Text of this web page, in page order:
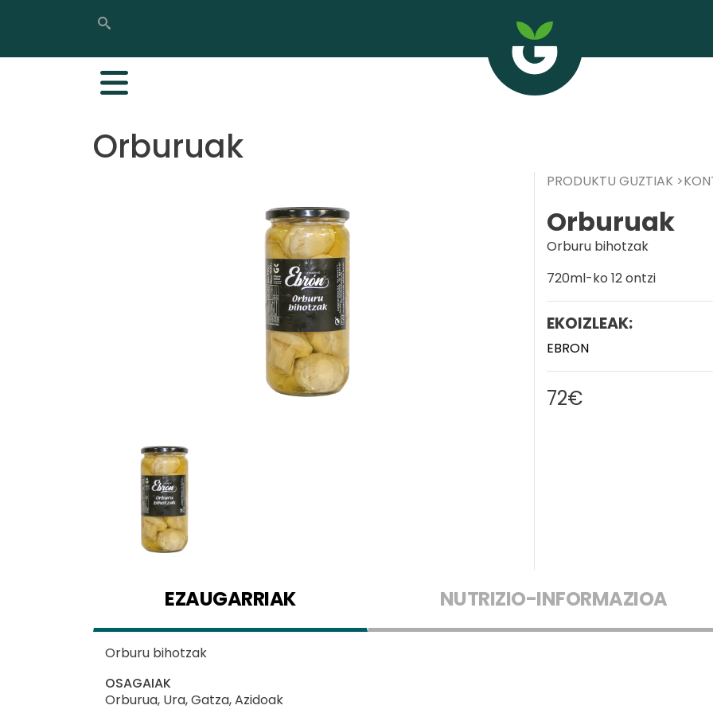
Bilatu
Bilatu
Orburuak
PRODUKTU GUZTIAK
Orburuak
Orburu bihotzak
720ml-ko 12 ontzi
EKOIZLEAK:
EBRON
72€
EZAUGARRIAK NUTRIZIO-INFORMAZIOA
Orburu bihotzak
OSAGAIAK
Orburua, Ura, Gatza, Azidoak